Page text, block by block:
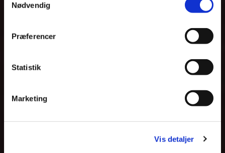
Nødvendig
Præferencer
Statistik
Marketing
Vis detaljer